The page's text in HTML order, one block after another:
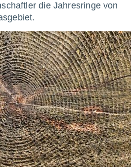
die Jahresringe von